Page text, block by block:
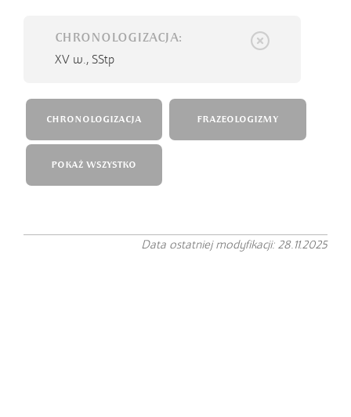
CHRONOLOGIZACJA:
XV w., SStp
CHRONOLOGIZACJA FRAZEOLOGIZMY
POKAŻ WSZYSTKO
Data ostatniej modyfikacji: 28.11.2025